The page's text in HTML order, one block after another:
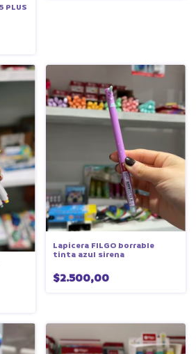
PLUS
Lapicera FILGO borrable
tinta azul sirena
$2.500,00